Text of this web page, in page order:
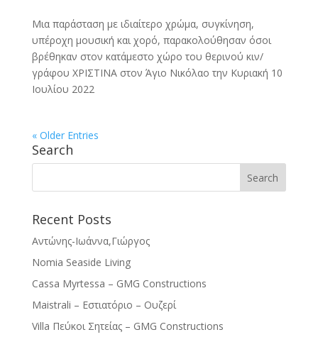
Μια παράσταση με ιδιαίτερο χρώμα, συγκίνηση,
υπέροχη μουσική και χορό, παρακολούθησαν όσοι
βρέθηκαν στον κατάμεστο χώρο του θερινού κιν/
γράφου ΧΡΙΣΤΙΝΑ στον Άγιο Νικόλαο την Κυριακή 10
Ιουλίου 2022
« Older Entries
Search
Recent Posts
Αντώνης-Ιωάννα,Γιώργος
Nomia Seaside Living
Cassa Myrtessa – GMG Constructions
Maistrali – Εστιατόριο – Ουζερί
Villa Πεύκοι Σητείας – GMG Constructions